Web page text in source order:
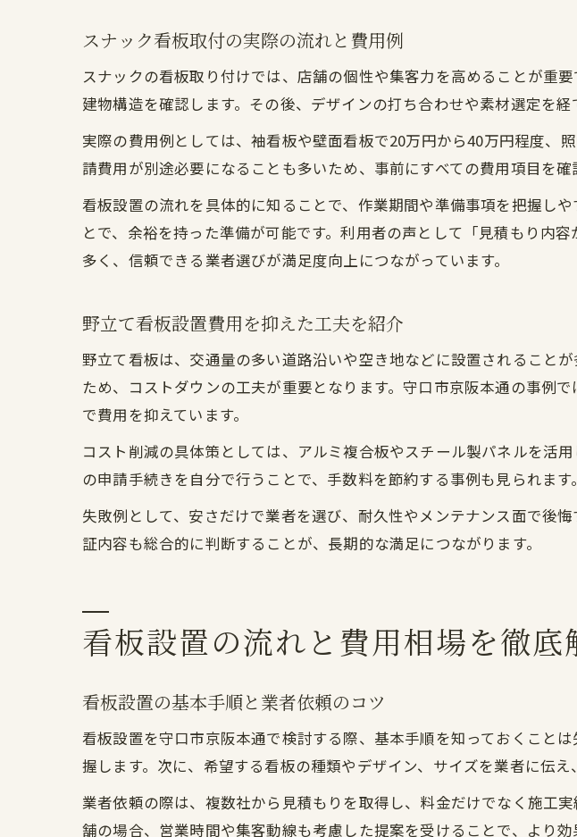
スナック看板取付の実際の流れと費用例
スナックの看板取り付けでは、店舗の個性や集客力を高めることが重
建物構造を確認します。その後、デザインの打ち合わせや素材選定を
実際の費用例としては、袖看板や壁面看板で20万円から40万円程度、
請費用が別途必要になることも多いため、事前にすべての費用項目を確
看板設置の流れを具体的に知ることで、作業期間や準備事項を把握し
とで、余裕を持った準備が可能です。利用者の声として「見積もり内
多く、信頼できる業者選びが満足度向上につながっています。
野立て看板設置費用を抑えた工夫を紹介
野立て看板は、交通量の多い道路沿いや空き地などに設置されること
ため、コストダウンの工夫が重要となります。守口市京阪本通の事例
で費用を抑えています。
コスト削減の具体策としては、アルミ複合板やスチール製パネルを活
の申請手続きを自分で行うことで、手数料を節約する事例も見られま
失敗例として、安さだけで業者を選び、耐久性やメンテナンス面で後
証内容も総合的に判断することが、長期的な満足につながります。
看板設置の流れと費用相場を徹底
看板設置の基本手順と業者依頼のコツ
看板設置を守口市京阪本通で検討する際、基本手順を知っておくこと
握します。次に、希望する看板の種類やデザイン、サイズを業者に伝え
業者依頼の際は、複数社から見積もりを取得し、料金だけでなく施工
舗の場合、営業時間や集客動線も考慮した提案を受けることで、より効